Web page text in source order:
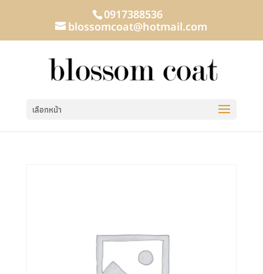
0917388536
blossomcoat@hotmail.com
เลือกหน้า